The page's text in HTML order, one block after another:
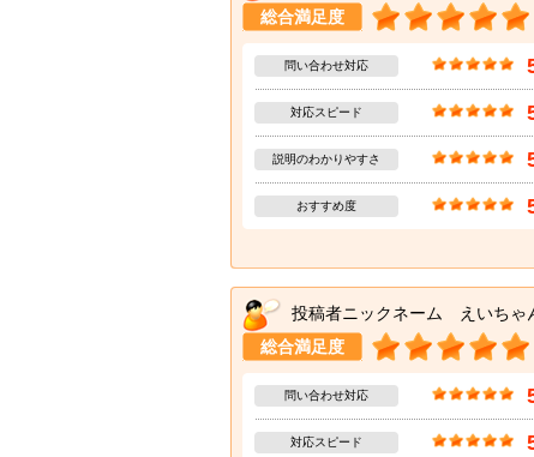
総合満足度
問い合わせ対応
対応スピード
説明のわかりやすさ
おすすめ度
投稿者ニックネーム えいちゃ
総合満足度
問い合わせ対応
対応スピード